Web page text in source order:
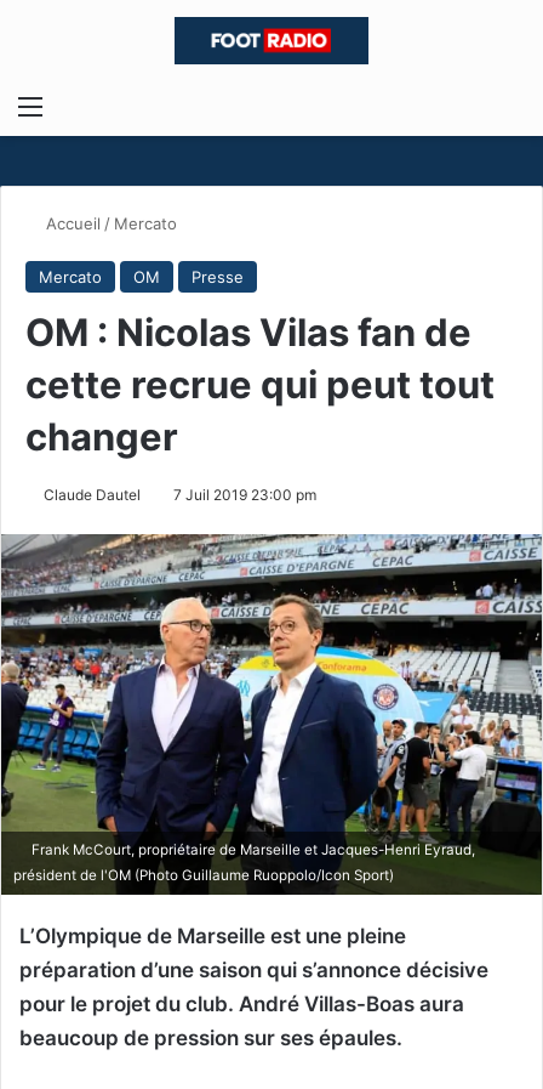
Menu
Accueil / Mercato
Mercato OM Presse
OM : Nicolas Vilas fan de
cette recrue qui peut tout
changer
Claude Dautel 7 Juil 2019 23:00 pm
Frank McCourt, propriétaire de Marseille et Jacques-Henri Eyraud,
président de l'OM (Photo Guillaume Ruoppolo/Icon Sport)
L’Olympique de Marseille est une pleine
préparation d’une saison qui s’annonce décisive
pour le projet du club. André Villas-Boas aura
beaucoup de pression sur ses épaules.